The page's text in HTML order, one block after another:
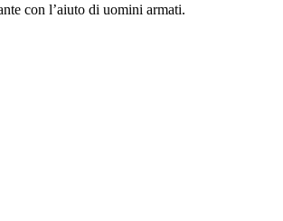
con l’aiuto di uomini armati.